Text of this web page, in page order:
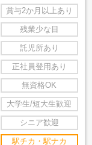
賞与2か月以上あり
残業少な目
託児所あり
正社員登用あり
無資格OK
大学生/短大生歓迎
シニア歓迎
駅チカ・駅ナカ